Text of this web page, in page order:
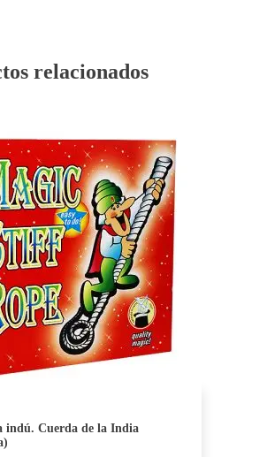
relacionados
indú. Cuerda de la India